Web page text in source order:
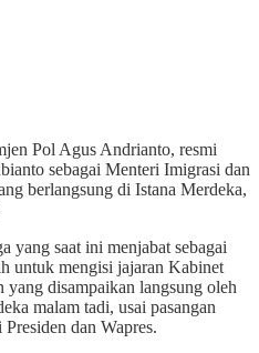
Pol Agus Andrianto, resmi
sebagai Menteri Imigrasi dan
berlangsung di Istana Merdeka,
yang saat ini menjabat sebagai
untuk mengisi jajaran Kabinet
disampaikan langsung oleh
malam tadi, usai pasangan
dan Wapres.